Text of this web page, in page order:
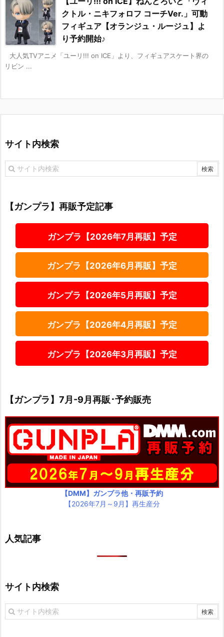
クトル・ニキフォロフ コーチVer.」可動
フィギュア【オランジュ・ルージュ】よ
り予約開始♪
大人気TVアニメ「ユーリ!!! on ICE」より、フィギュアスケート界の
リビン ...
サイト内検索
【ガンプラ】再販予定記事
ガンプラ【2026年7月再販】予定
ガンプラ【2026年6月再販】予定
ガンプラ【2026年5月再販】予定
ガンプラ【2026年4月再販】予定
ガンプラ【2026年3月再販】予定
【ガンプラ】7月-9月再販･予約販売
【DMM】ガンプラ他・再販予約
【2026年7月～9月】再生産分
人気記事
サイト内検索